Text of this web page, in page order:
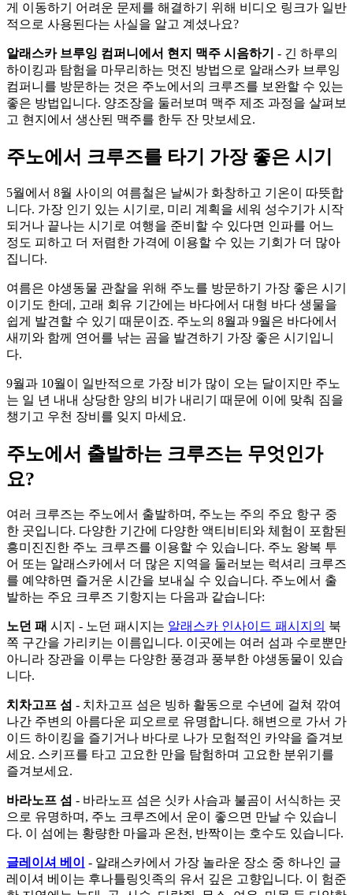
게 이동하기 어려운 문제를 해결하기 위해 비디오 링크가 일반
적으로 사용된다는 사실을 알고 계셨나요?
알래스카 브루잉 컴퍼니에서 현지 맥주 시음하기 - 긴 하루의
하이킹과 탐험을 마무리하는 멋진 방법으로 알래스카 브루잉
컴퍼니를 방문하는 것은 주노에서의 크루즈를 보완할 수 있는
좋은 방법입니다. 양조장을 둘러보며 맥주 제조 과정을 살펴보
고 현지에서 생산된 맥주를 한두 잔 맛보세요.
주노에서 크루즈를 타기 가장 좋은 시기
5월에서 8월 사이의 여름철은 날씨가 화창하고 기온이 따뜻합
니다. 가장 인기 있는 시기로, 미리 계획을 세워 성수기가 시작
되거나 끝나는 시기로 여행을 준비할 수 있다면 인파를 어느
정도 피하고 더 저렴한 가격에 이용할 수 있는 기회가 더 많아
집니다.
여름은 야생동물 관찰을 위해 주노를 방문하기 가장 좋은 시기
이기도 한데, 고래 회유 기간에는 바다에서 대형 바다 생물을
쉽게 발견할 수 있기 때문이죠. 주노의 8월과 9월은 바다에서
새끼와 함께 연어를 낚는 곰을 발견하기 가장 좋은 시기입니
다.
9월과 10월이 일반적으로 가장 비가 많이 오는 달이지만 주노
는 일 년 내내 상당한 양의 비가 내리기 때문에 이에 맞춰 짐을
챙기고 우천 장비를 잊지 마세요.
주노에서 출발하는 크루즈는 무엇인가
요?
여러 크루즈는 주노에서 출발하며, 주노는 주의 주요 항구 중
한 곳입니다. 다양한 기간에 다양한 액티비티와 체험이 포함된
흥미진진한 주노 크루즈를 이용할 수 있습니다. 주노 왕복 투
어 또는 알래스카에서 더 많은 지역을 둘러보는 럭셔리 크루즈
를 예약하면 즐거운 시간을 보내실 수 있습니다. 주노에서 출
발하는 주요 크루즈 기항지는 다음과 같습니다:
노던 패 시지 - 노던 패시지는 알래스카 인사이드 패시지의 북
쪽 구간을 가리키는 이름입니다. 이곳에는 여러 섬과 수로뿐만
아니라 장관을 이루는 다양한 풍경과 풍부한 야생동물이 있습
니다.
치차고프 섬 - 치차고프 섬은 빙하 활동으로 수년에 걸쳐 깎여
나간 주변의 아름다운 피오르로 유명합니다. 해변으로 가서 가
이드 하이킹을 즐기거나 바다로 나가 모험적인 카약을 즐겨보
세요. 스키프를 타고 고요한 만을 탐험하며 고요한 분위기를
즐겨보세요.
바라노프 섬 - 바라노프 섬은 싯카 사슴과 불곰이 서식하는 곳
으로 유명하며, 주노 크루즈에서 운이 좋으면 만날 수 있습니
다. 이 섬에는 황량한 마을과 온천, 반짝이는 호수도 있습니다.
글레이셔 베이 - 알래스카에서 가장 놀라운 장소 중 하나인 글
레이셔 베이는 후나틀링잇족의 유서 깊은 고향입니다. 이 험준